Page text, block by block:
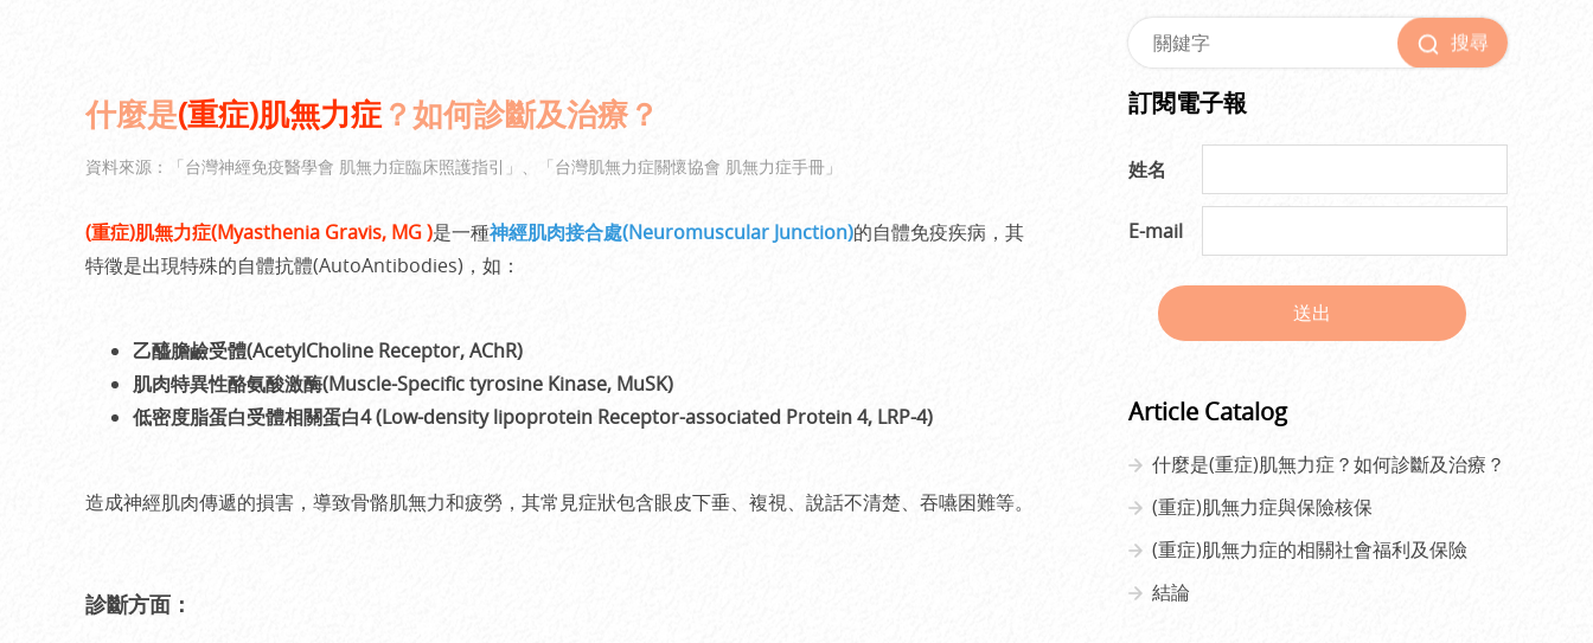
什麼是(重症)肌無力症？如何診斷及治療？
資料來源： 「台灣神經免疫醫學會 肌無力症臨床照護指引」 、 「台灣肌無力症關懷協會 肌無力症手冊」
(重症)肌無力症(Myasthenia Gravis, MG )是一種神經肌肉接合處(Neuromuscular Junction)的自體免疫疾病，其
特徵是出現特殊的自體抗體(AutoAntibodies)，如：
乙醯膽鹼受體(AcetylCholine Receptor, AChR)
肌肉特異性酪氨酸激酶(Muscle-Specific tyrosine Kinase, MuSK)
低密度脂蛋白受體相關蛋白4 (Low-density lipoprotein Receptor-associated Protein 4, LRP-4)
造成神經肌肉傳遞的損害，導致骨骼肌無力和疲勞，其常見症狀包含眼皮下垂、複視、說話不清楚、吞嚥困難等。
診斷方面：
搜尋
訂閱電子報
姓名
E-mail
送出
Article Catalog
什麼是(重症)肌無力症？如何診斷及治療？
(重症)肌無力症與保險核保
(重症)肌無力症的相關社會福利及保險
結論